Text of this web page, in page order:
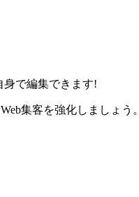
身で編集できます!
集客を強化しましょう。